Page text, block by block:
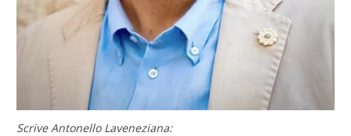
Scrive Antonello Laveneziana: